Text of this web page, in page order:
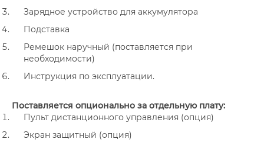
Зарядное устройство для аккумулятора
Подставка
Ремешок наручный (поставляется при
необходимости)
Инструкция по эксплуатации.
Поставляется опционально за отдельную плату:
Пульт дистанционного управления (опция)
Экран защитный (опция)